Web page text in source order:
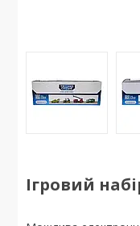
Ігровий